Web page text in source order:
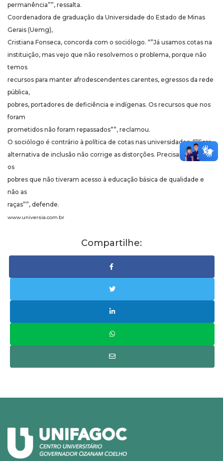
permanência””, ressalta.
Coordenadora de graduação da Universidade do Estado de Minas
Gerais (Uemg),
Cristiana Fonseca, concorda com o sociólogo. “”Já usamos cotas na
instituição, mas vejo que não resolvemos o problema, porque não
temos
recursos para manter afrodescendentes carentes, egressos da rede
pública,
pobres, portadores de deficiência e indígenas. Os recursos que nos
foram
prometidos não foram repassados””, reclamou.
O sociólogo é contrário à política de cotas nas universidades. “”Essa
alternativa de inclusão não corrige as distorções. Precisamos mirar
os
pobres que não tiveram acesso à educação básica de qualidade e
não as
raças””, defende.
www.universia.com.br
Compartilhe: